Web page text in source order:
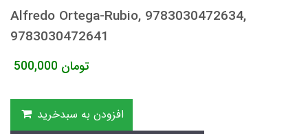
Alfredo Ortega-Rubio, 9783030472634,
9783030472641
500,000 تومان
افزودن به سبدخرید